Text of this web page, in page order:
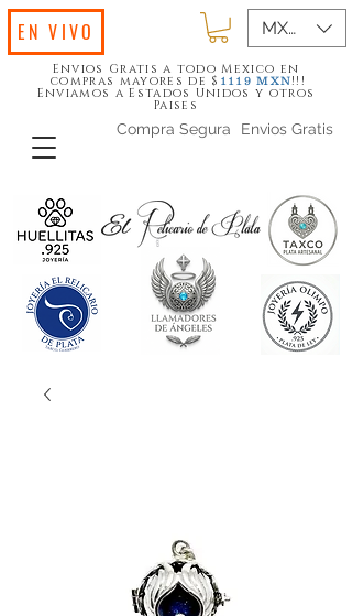
Envios Gratis
Compra Segura
Envios Gratis a todo Mexico en
compras mayores de $ 1119 MXN!!!
Enviamos a Estados Unidos y otros
Paises
MXN ($)
EN VIVO